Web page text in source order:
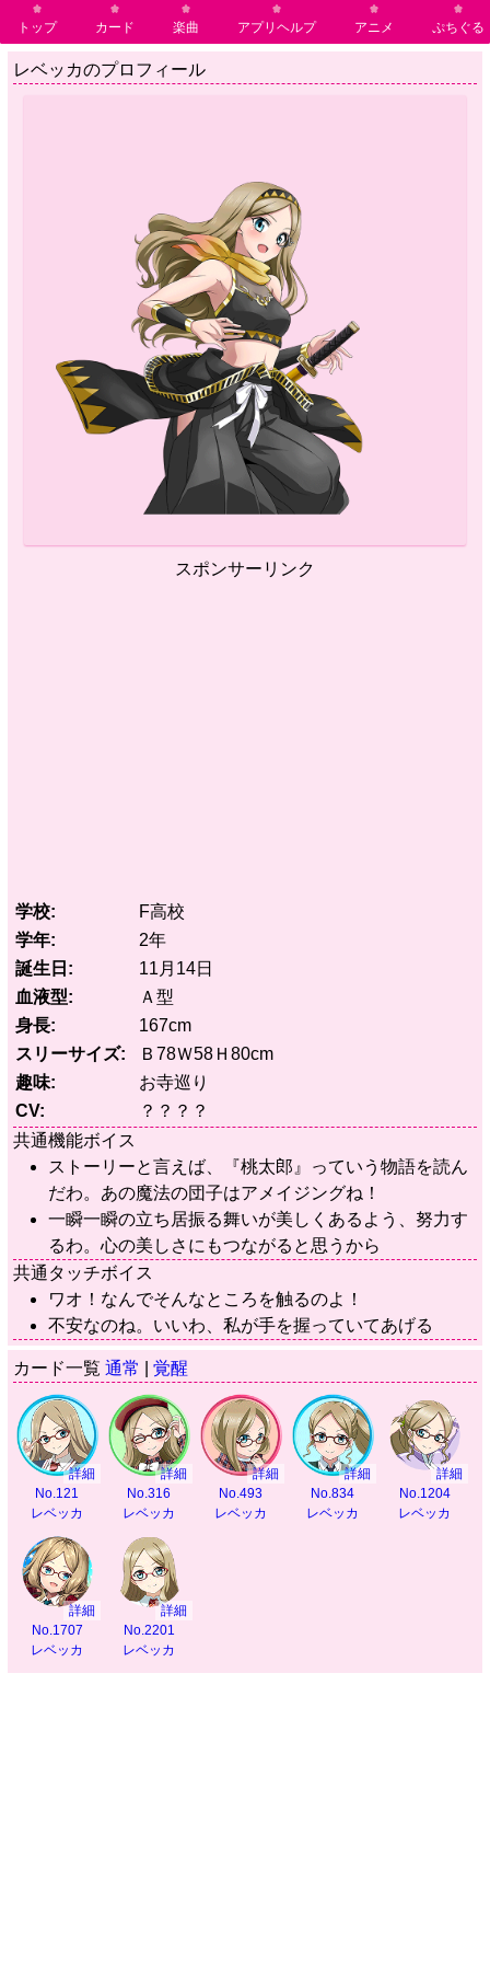
トップ カード 楽曲 アプリヘルプ アニメ ぷちぐる
レベッカのプロフィール
スポンサーリンク
学校
F高校
学年
2年
誕生日
11月14日
血液型
Ａ型
身長
167cm
スリーサイズ
Ｂ78Ｗ58Ｈ80cm
趣味
お寺巡り
CV
？？？？
共通機能ボイス
ストーリーと言えば、『桃太郎』っていう物語を読ん
だわ。あの魔法の団子はアメイジングね！
一瞬一瞬の立ち居振る舞いが美しくあるよう、努力す
るわ。心の美しさにもつながると思うから
共通タッチボイス
ワオ！なんでそんなところを触るのよ！
不安なのね。いいわ、私が手を握っていてあげる
カード一覧 通常 覚醒
詳細
No.121
レベッカ
詳細
No.316
レベッカ
詳細
No.493
レベッカ
詳細
No.834
レベッカ
詳細
No.1204
レベッカ
詳細
No.1707
レベッカ
詳細
No.2201
レベッカ